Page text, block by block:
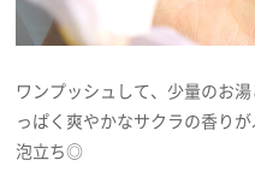
ワンプッシュして、少量のお
っぱく爽やかなサクラの香り
泡立ち◎